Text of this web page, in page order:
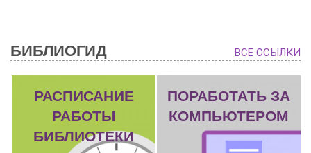
БИБЛИОГИД ВСЕ ССЫЛКИ
РАСПИСАНИЕ
РАБОТЫ
БИБЛИОТЕКИ
ПОРАБОТАТЬ ЗА
КОМПЬЮТЕРОМ